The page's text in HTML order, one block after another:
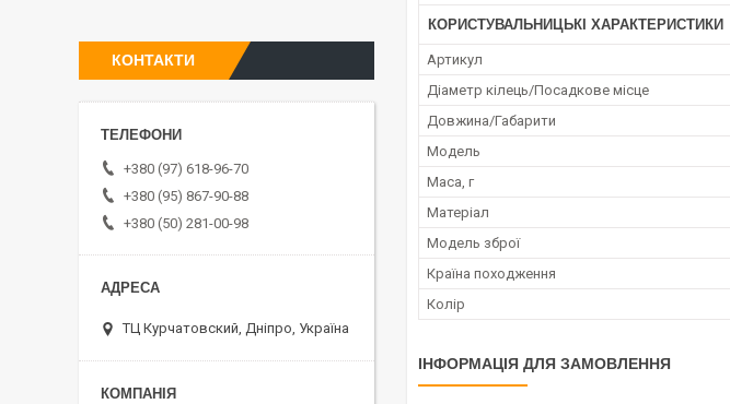
КОРИСТУВАЛЬНИЦЬКІ ХАРАКТЕРИСТИКИ
Артикул
Діаметр кілець/Посадкове місце
Довжина/Габарити
Мoдель
Маса, г
Матеріал
Модель зброї
Країна походження
Колір
ІНФОРМАЦІЯ ДЛЯ ЗАМОВЛЕННЯ
КОНТАКТИ
+380 (97) 618-96-70
+380 (95) 867-90-88
+380 (50) 281-00-98
ТЦ Курчатовский, Дніпро, Україна